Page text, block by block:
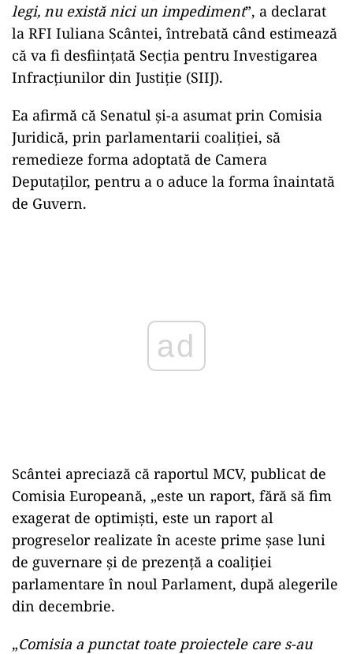
legi, nu există nici un impediment”, a declarat
la RFI Iuliana Scântei, întrebată când estimează
că va fi desființată Secția pentru Investigarea
Infracțiunilor din Justiție (SIIJ).
Ea afirmă că Senatul și-a asumat prin Comisia
Juridică, prin parlamentarii coaliției, să
remedieze forma adoptată de Camera
Deputaților, pentru a o aduce la forma înaintată
de Guvern.
Scântei apreciază că raportul MCV, publicat de
Comisia Europeană, „este un raport, fără să fim
exagerat de optimiști, este un raport al
progreselor realizate în aceste prime șase luni
de guvernare și de prezență a coaliției
parlamentare în noul Parlament, după alegerile
din decembrie.
„Comisia a punctat toate proiectele care s-au